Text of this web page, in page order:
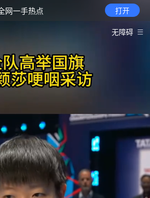
网一手热点 打开
无障碍